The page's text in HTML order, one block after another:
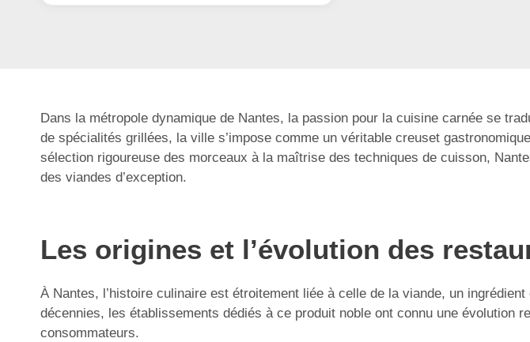
Dans la métropole dynamique de Nantes, la passion pour la cuisine carnée se
de spécialités grillées, la ville s’impose comme un véritable creuset
sélection rigoureuse des morceaux à la maîtrise des techniques de cuisson,
des viandes d’exception.
Les origines et l’évolution des
À Nantes, l’histoire culinaire est étroitement liée à celle de la viande, un
décennies, les établissements dédiés à ce produit noble ont connu une évolution
consommateurs.